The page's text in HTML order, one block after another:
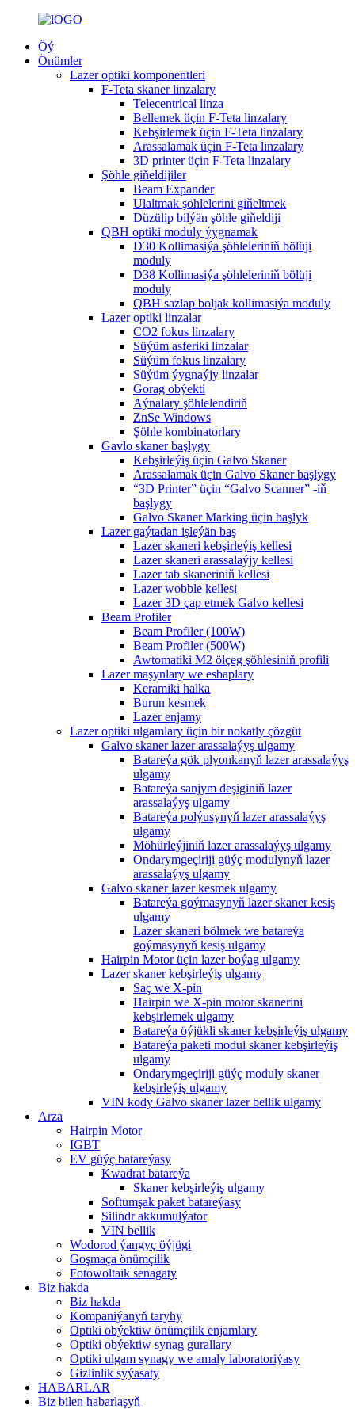
Öý
Önümler
Lazer optiki komponentleri
F-Teta skaner linzalary
Telecentrical linza
Bellemek üçin F-Teta linzalary
Kebşirlemek üçin F-Teta linzalary
Arassalamak üçin F-Teta linzalary
3D printer üçin F-Teta linzalary
Şöhle giňeldijiler
Beam Expander
Ulaltmak şöhlelerini giňeltmek
Düzülip bilýän şöhle giňeldiji
QBH optiki moduly ýygnamak
D30 Kollimasiýa şöhleleriniň bölüji
moduly
D38 Kollimasiýa şöhleleriniň bölüji
moduly
QBH sazlap boljak kollimasiýa moduly
Lazer optiki linzalar
CO2 fokus linzalary
Süýüm asferiki linzalar
Süýüm fokus linzalary
Süýüm ýygnaýjy linzalar
Gorag obýekti
Aýnalary şöhlelendiriň
ZnSe Windows
Şöhle kombinatorlary
Gavlo skaner başlygy
Kebşirleýiş üçin Galvo Skaner
Arassalamak üçin Galvo Skaner başlygy
“3D Printer” üçin “Galvo Scanner” -iň
başlygy
Galvo Skaner Marking üçin başlyk
Lazer gaýtadan işleýän baş
Lazer skaneri kebşirleýiş kellesi
Lazer skaneri arassalaýjy kellesi
Lazer tab skaneriniň kellesi
Lazer wobble kellesi
Lazer 3D çap etmek Galvo kellesi
Beam Profiler
Beam Profiler (100W)
Beam Profiler (500W)
Awtomatiki M2 ölçeg şöhlesiniň profili
Lazer maşynlary we esbaplary
Keramiki halka
Burun kesmek
Lazer enjamy
Lazer optiki ulgamlary üçin bir nokatly çözgüt
Galvo skaner lazer arassalaýyş ulgamy
Batareýa gök plyonkanyň lazer arassalaýyş
ulgamy
Batareýa sanjym deşiginiň lazer
arassalaýyş ulgamy
Batareýa polýusynyň lazer arassalaýyş
ulgamy
Möhürleýjiniň lazer arassalaýyş ulgamy
Ondarymgeçiriji güýç modulynyň lazer
arassalaýyş ulgamy
Galvo skaner lazer kesmek ulgamy
Batareýa goýmasynyň lazer skaner kesiş
ulgamy
Lazer skaneri bölmek we batareýa
goýmasynyň kesiş ulgamy
Hairpin Motor üçin lazer boýag ulgamy
Lazer skaner kebşirleýiş ulgamy
Saç we X-pin
Hairpin we X-pin motor skanerini
kebşirlemek ulgamy
Batareýa öýjükli skaner kebşirleýiş ulgamy
Batareýa paketi modul skaner kebşirleýiş
ulgamy
Ondarymgeçiriji güýç moduly skaner
kebşirleýiş ulgamy
VIN kody Galvo skaner lazer bellik ulgamy
Arza
Hairpin Motor
IGBT
EV güýç batareýasy
Kwadrat batareýa
Skaner kebşirleýiş ulgamy
Softumşak paket batareýasy
Silindr akkumulýator
VIN bellik
Wodorod ýangyç öýjügi
Goşmaça önümçilik
Fotowoltaik senagaty
Biz hakda
Biz hakda
Kompaniýanyň taryhy
Optiki obýektiw önümçilik enjamlary
Optiki obýektiw synag gurallary
Optiki ulgam synagy we amaly laboratoriýasy
Gizlinlik syýasaty
HABARLAR
Biz bilen habarlaşyň